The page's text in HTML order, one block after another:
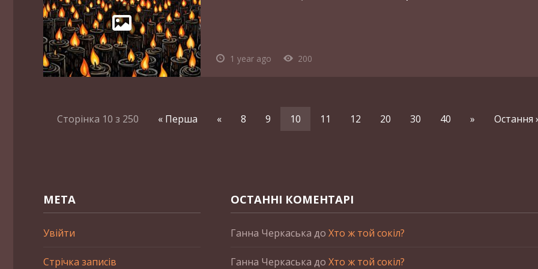
1 year ago 200
Сторінка 10 з 250 « Перша « 8 9 10 11 12 20 30 40 » Остання
МЕТА
Увійти
Стрічка записів
ОСТАННІ КОМЕНТАРІ
Ганна Черкаська до Хто ж той сокіл?
Ганна Черкаська до Хто ж той сокіл?